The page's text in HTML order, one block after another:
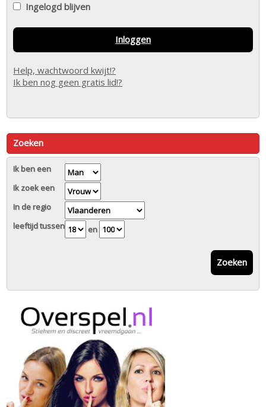
Ingelogd blijven
Inloggen
Help, wachtwoord kwijt!?
Ik ben nog geen gratis lid!?
Zoeken
Ik ben een
Ik zoek een
In de regio
leeftijd tussen
en
Zoeken